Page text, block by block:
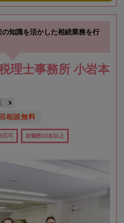
の知識を活かした相続業務を行
理士事務所 小岩本
相談無料
応可 在籍数10名以上